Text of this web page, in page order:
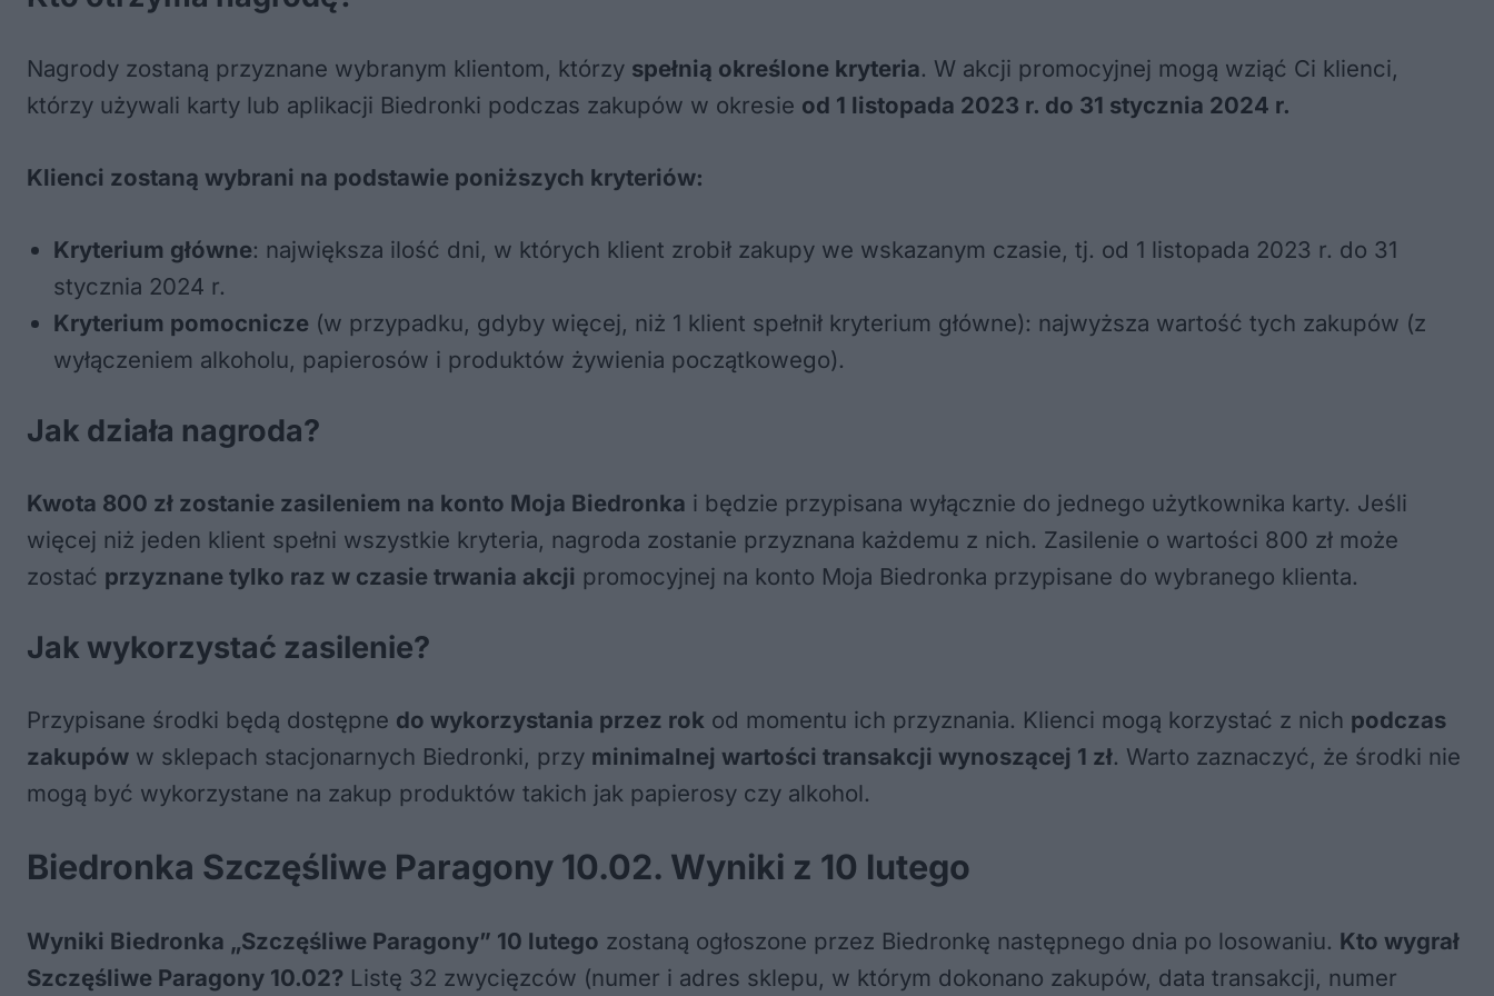
Nagrody zostaną przyznane wybranym klientom, którzy spełnią określone kryteria. W akcji promocyjnej mogą wziąć Ci klienci,
którzy używali karty lub aplikacji Biedronki podczas zakupów w okresie od 1 listopada 2023 r. do 31 stycznia 2024 r.
Klienci zostaną wybrani na podstawie poniższych kryteriów:
Kryterium główne: największa ilość dni, w których klient zrobił zakupy we wskazanym czasie, tj. od 1 listopada 2023 r. do 31
stycznia 2024 r.
Kryterium pomocnicze (w przypadku, gdyby więcej, niż 1 klient spełnił kryterium główne): najwyższa wartość tych zakupów (z
wyłączeniem alkoholu, papierosów i produktów żywienia początkowego).
Jak działa nagroda?
Kwota 800 zł zostanie zasileniem na konto Moja Biedronka i będzie przypisana wyłącznie do jednego użytkownika karty. Jeśli
więcej niż jeden klient spełni wszystkie kryteria, nagroda zostanie przyznana każdemu z nich. Zasilenie o wartości 800 zł może
zostać przyznane tylko raz w czasie trwania akcji promocyjnej na konto Moja Biedronka przypisane do wybranego klienta.
Jak wykorzystać zasilenie?
Przypisane środki będą dostępne do wykorzystania przez rok od momentu ich przyznania. Klienci mogą korzystać z nich podczas
zakupów w sklepach stacjonarnych Biedronki, przy minimalnej wartości transakcji wynoszącej 1 zł. Warto zaznaczyć, że środki nie
mogą być wykorzystane na zakup produktów takich jak papierosy czy alkohol.
Biedronka Szczęśliwe Paragony 10.02. Wyniki z 10 lutego
Wyniki Biedronka „Szczęśliwe Paragony” 10 lutego zostaną ogłoszone przez Biedronkę następnego dnia po losowaniu. Kto wygrał
Szczęśliwe Paragony 10.02? Listę 32 zwycięzców (numer i adres sklepu, w którym dokonano zakupów, data transakcji, numer